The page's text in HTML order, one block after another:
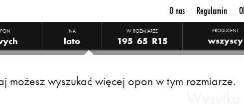
O nas Regulamin
NA
lato
W ROZMIARZE
195 65 R15
PRODUCENT
wszyscy
możesz wyszukać więcej opon w tym rozmiarze.